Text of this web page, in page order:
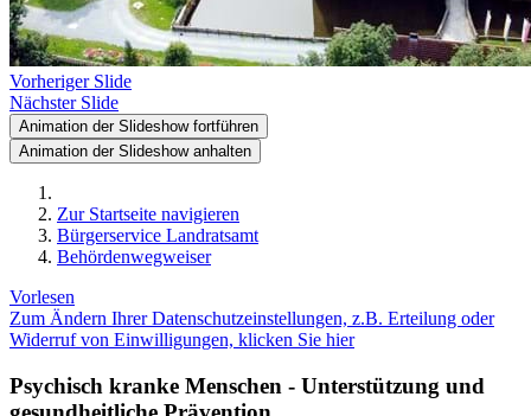
Vorheriger Slide
Nächster Slide
Animation der Slideshow fortführen
Animation der Slideshow anhalten
Zur Startseite navigieren
Bürgerservice Landratsamt
Behördenwegweiser
Vorlesen
Zum Ändern Ihrer Datenschutzeinstellungen, z.B. Erteilung oder
Widerruf von Einwilligungen, klicken Sie hier
Psychisch kranke Menschen - Unterstützung und